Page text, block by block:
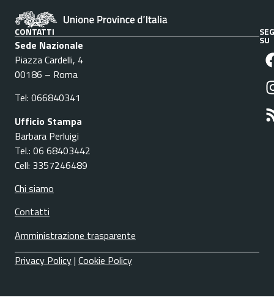
CONTATTI
Sede Nazionale
Piazza Cardelli, 4
00186 – Roma
Tel: 066840341
Ufficio Stampa
Barbara Perluigi
Tel.: 06 68403442
Cell: 3357246489
Chi siamo
Contatti
Amministrazione trasparente
SU
Privacy Policy| Cookie Policy